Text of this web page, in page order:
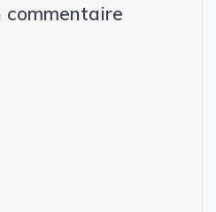
commentaire